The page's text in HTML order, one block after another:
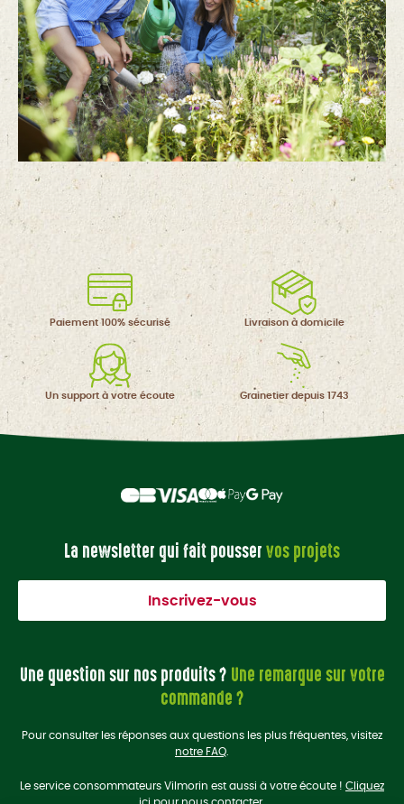
Paiement 100% sécurisé Livraison à domicile
Un support à votre écoute Grainetierdepuis 1743
La newsletter qui fait pousservos projets
Inscrivez-vous
Une question sur nos produits ? Une remarque sur votre
commande ?
Pour consulter les réponses aux questions les plus fréquentes, visitez
notre FAQ.
Le service consommateurs Vilmorin est aussi à votre écoute ! Cliquez